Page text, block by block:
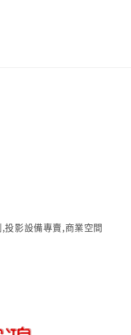
投影設備專賣,商業空間